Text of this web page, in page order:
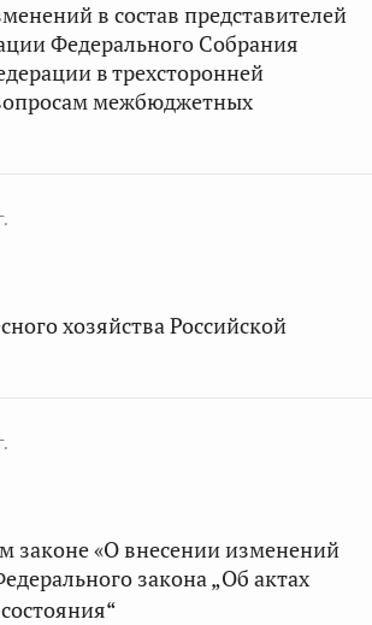
в состав представителей
Федерального Собрания
в трехсторонней
межбюджетных
хозяйства Российской
законе «О внесении изменений
закона „Об актах